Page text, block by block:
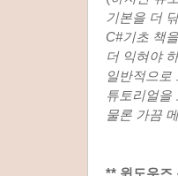
기본을 더
C#기초 책
더 익혀야
일반적으로
튜토리얼을
물론 가끔
** 윈도우즈